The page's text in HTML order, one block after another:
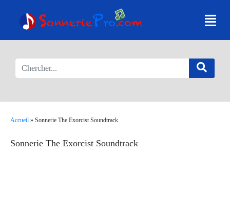
Accueil » Sonnerie The Exorcist Soundtrack
Sonnerie The Exorcist Soundtrack